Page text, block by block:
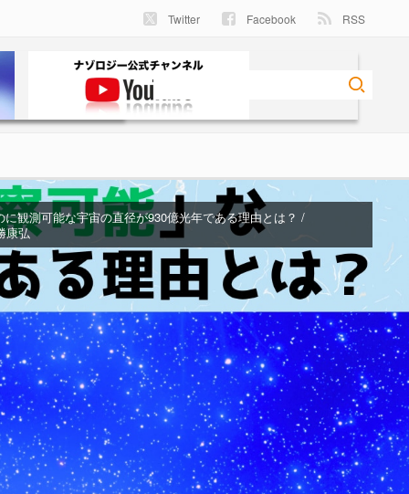
Twitter Facebook RSS
に観測可能な宇宙の直径が930億光年である理由とは？ /
康弘